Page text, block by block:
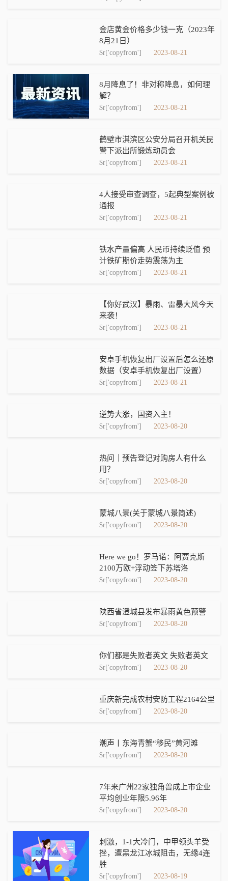
金店黄金价格多少钱一克（2023年
8月21日）
$r['copyfrom'] 2023-08-21
8月降息了！非对称降息，如何理
解？
$r['copyfrom'] 2023-08-21
鹤壁市淇滨区公安分局召开机关民
警下派出所锻炼动员会
$r['copyfrom'] 2023-08-21
4人接受审查调查，5起典型案例被
通报
$r['copyfrom'] 2023-08-21
铁水产量偏高 人民币持续贬值 预
计铁矿期价走势震荡为主
$r['copyfrom'] 2023-08-21
【你好武汉】暴雨、雷暴大风今天
来袭！
$r['copyfrom'] 2023-08-21
安卓手机恢复出厂设置后怎么还原
数据（安卓手机恢复出厂设置）
$r['copyfrom'] 2023-08-21
逆势大涨，国资入主！
$r['copyfrom'] 2023-08-20
热问｜预告登记对购房人有什么
用？
$r['copyfrom'] 2023-08-20
蒙城八景(关于蒙城八景简述)
$r['copyfrom'] 2023-08-20
Here we go！罗马诺：阿贾克斯
2100万欧+浮动签下苏塔洛
$r['copyfrom'] 2023-08-20
陕西省澄城县发布暴雨黄色预警
$r['copyfrom'] 2023-08-20
你们都是失败者英文 失败者英文
$r['copyfrom'] 2023-08-20
重庆新完成农村安防工程2164公里
$r['copyfrom'] 2023-08-20
潮声丨东海青蟹“移民”黄河滩
$r['copyfrom'] 2023-08-20
7年来广州22家独角兽成上市企业
平均创业年限5.96年
$r['copyfrom'] 2023-08-20
刺激，1-1大冷门，中甲领头羊受
挫，遭黑龙江冰城阻击，无缘4连
胜
$r['copyfrom'] 2023-08-19